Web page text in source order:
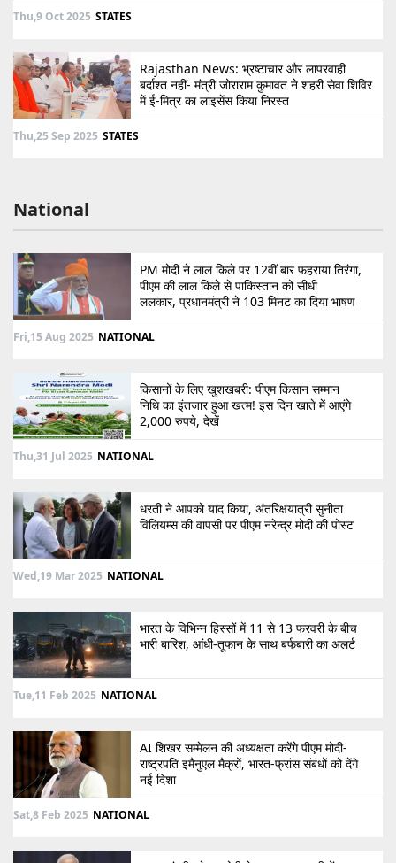
Thu,9 Oct 2025 STATES
Rajasthan News: भ्रष्टाचार और लापरवाही
बर्दाश्त नहीं- मंत्री जोराराम कुमावत ने शहरी सेवा शिविर
में ई-मित्र का लाइसेंस किया निरस्त
Thu,25 Sep 2025 STATES
National
PM मोदी ने लाल किले पर 12वीं बार फहराया तिरंगा,
पीएम की लाल किले से पाकिस्तान को सीधी
ललकार, प्रधानमंत्री ने 103 मिनट का दिया भाषण
Fri,15 Aug 2025 NATIONAL
किसानों के लिए खुशखबरी: पीएम किसान सम्मान
निधि का इंतजार हुआ खत्म! इस दिन खाते में आएंगे
2,000 रुपये, देखें
Thu,31 Jul 2025 NATIONAL
धरती ने आपको याद किया, अंतरिक्षयात्री सुनीता
विलियम्स की वापसी पर पीएम नरेन्द्र मोदी की पोस्ट
Wed,19 Mar 2025 NATIONAL
भारत के विभिन्न हिस्सों में 11 से 13 फरवरी के बीच
भारी बारिश, आंधी-तूफान के साथ बर्फबारी का अलर्ट
Tue,11 Feb 2025 NATIONAL
AI शिखर सम्मेलन की अध्यक्षता करेंगे पीएम मोदी-
राष्ट्रपति इमैनुएल मैक्रों, भारत-फ्रांस संबंधों को देंगे
नई दिशा
Sat,8 Feb 2025 NATIONAL